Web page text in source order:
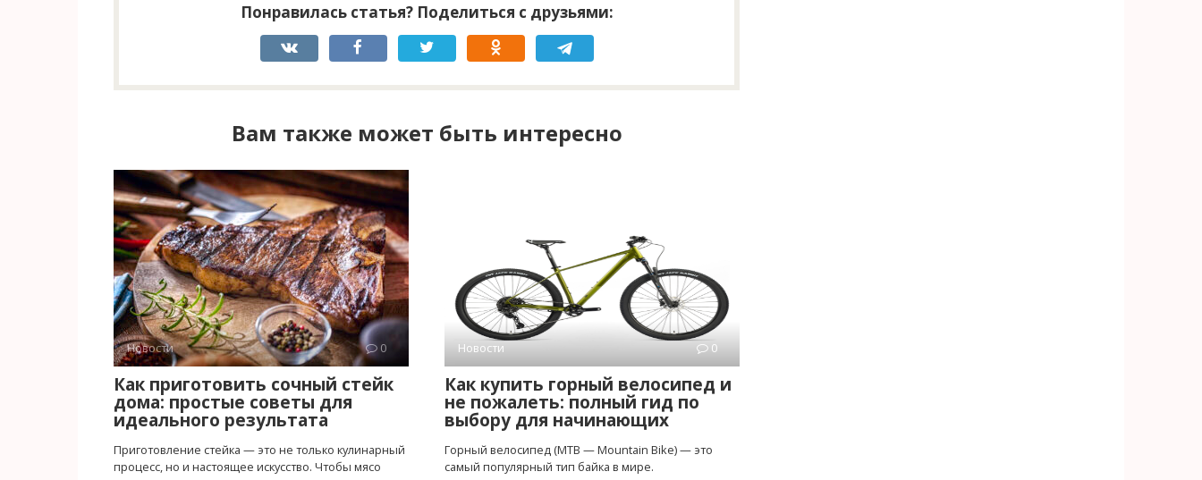
Понравилась статья? Поделиться с друзьями:
Вам также может быть интересно
Новости 0
Как приготовить сочный стейк
дома: простые советы для
идеального результата
Приготовление стейка — это не только кулинарный
процесс, но и настоящее искусство. Чтобы мясо
Новости 0
Как купить горный велосипед и
не пожалеть: полный гид по
выбору для начинающих
Горный велосипед (MTB — Mountain Bike) — это
самый популярный тип байка в мире.